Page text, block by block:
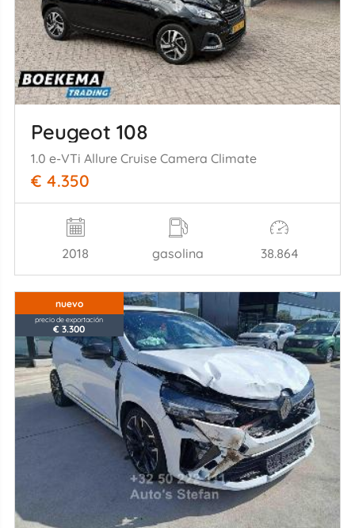
Peugeot 108
1.0 e-VTi Allure Cruise Camera Climate
€ 4.350
2018 gasolina 38.864
nuevo
precio de exportación
€ 3.300